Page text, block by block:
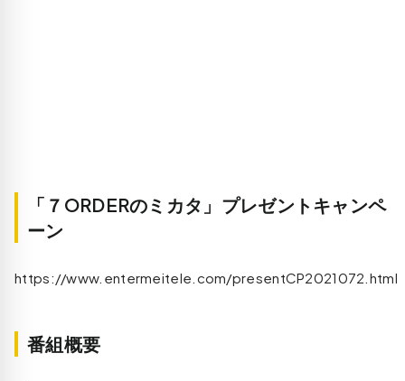
「７ORDERのミカタ」プレゼントキャンペ
ーン
https://www.entermeitele.com/presentCP2021072.html
番組概要